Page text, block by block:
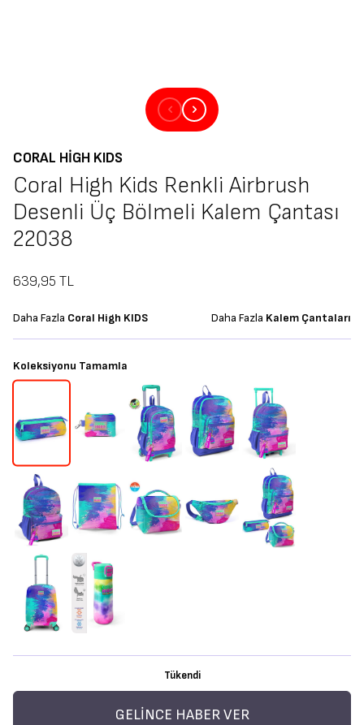
CORAL HIGH KIDS
Coral High Kids Renkli Airbrush
Desenli Üç Bölmeli Kalem Çantası
22038
639,95 TL
Daha Fazla Coral High KIDS Daha Fazla Kalem Çantaları
Koleksiyonu Tamamla
Tükendi
GELINCE HABER VER